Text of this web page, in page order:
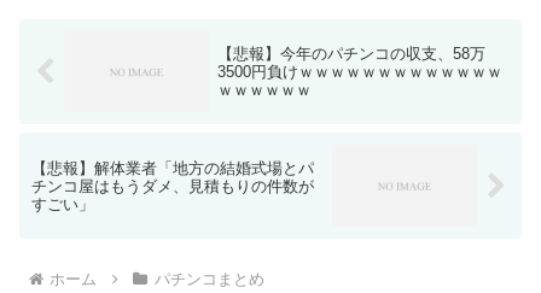
【悲報】今年のパチンコの収支、58万
3500円負けｗｗｗｗｗｗｗｗｗｗｗｗｗ
ｗｗｗｗｗｗ
【悲報】解体業者「地方の結婚式場とパ
チンコ屋はもうダメ、見積もりの件数が
すごい」
ホーム パチンコまとめ